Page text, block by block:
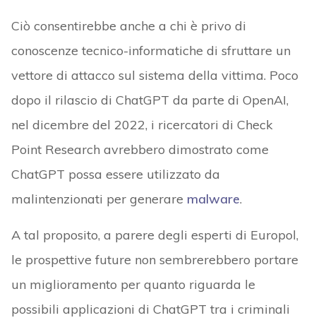
Ciò consentirebbe anche a chi è privo di
conoscenze tecnico-informatiche di sfruttare un
vettore di attacco sul sistema della vittima. Poco
dopo il rilascio di ChatGPT da parte di OpenAI,
nel dicembre del 2022, i ricercatori di Check
Point Research avrebbero dimostrato come
ChatGPT possa essere utilizzato da
malintenzionati per generare malware.
A tal proposito, a parere degli esperti di Europol,
le prospettive future non sembrerebbero portare
un miglioramento per quanto riguarda le
possibili applicazioni di ChatGPT tra i criminali